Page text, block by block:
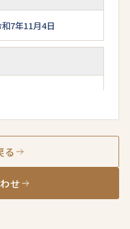
7年11月4日
る
せ